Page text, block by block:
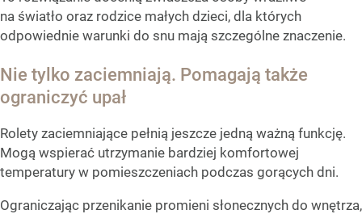
na światło oraz rodzice małych dzieci, dla których
odpowiednie warunki do snu mają szczególne znaczenie.
Nie tylko zaciemniają. Pomagają także
ograniczyć upał
Rolety zaciemniające pełnią jeszcze jedną ważną funkcję.
Mogą wspierać utrzymanie bardziej komfortowej
temperatury w pomieszczeniach podczas gorących dni.
Ograniczając przenikanie promieni słonecznych do wnętrza,